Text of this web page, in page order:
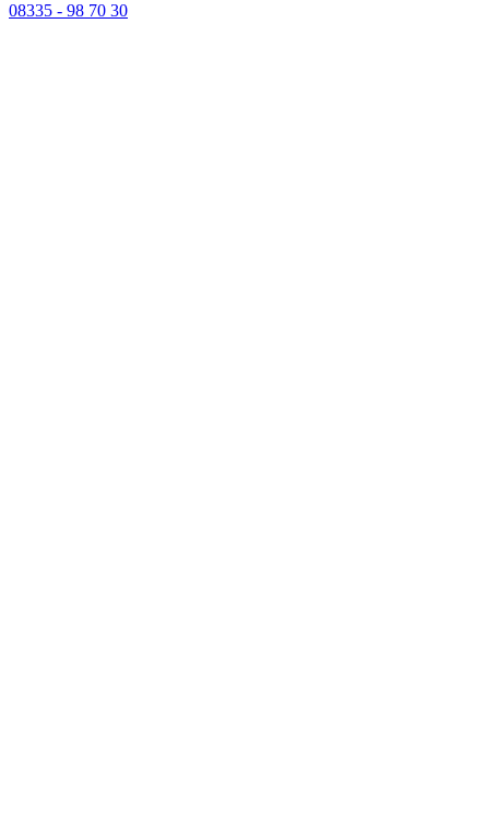
08335 - 98 70 30